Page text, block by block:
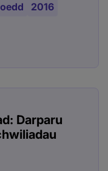
2016
Darparu